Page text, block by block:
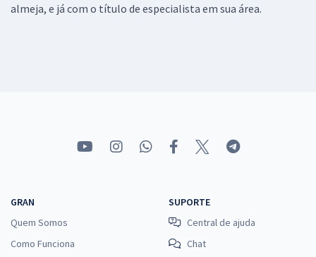
almeja, e já com o título de especialista em sua área.
GRAN
Quem Somos
Como Funciona
SUPORTE
Central de ajuda
Chat